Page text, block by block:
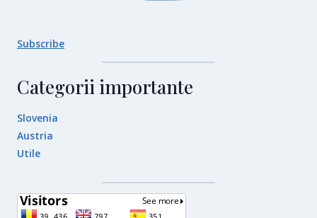
Subscribe
Categorii importante
Slovenia
Austria
Utile